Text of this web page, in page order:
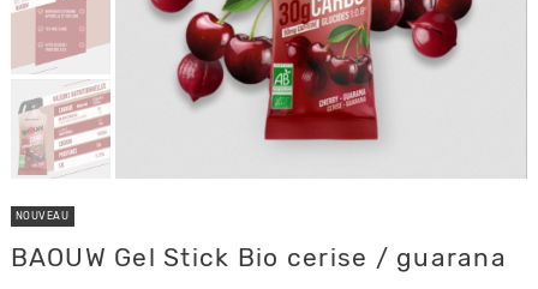
NOUVEAU
BAOUW Gel Stick Bio cerise / guarana